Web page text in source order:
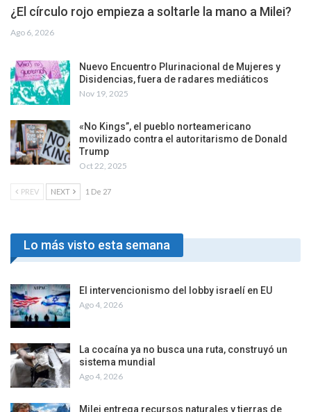
¿El círculo rojo empieza a soltarle la mano a Milei?
Ago 6, 2026
Nuevo Encuentro Plurinacional de Mujeres y
Disidencias, fuera de radares mediáticos
Nov 19, 2025
«No Kings”, el pueblo norteamericano
movilizado contra el autoritarismo de Donald
Trump
Oct 22, 2025
PREV NEXT 1 De 27
Lo más visto esta semana
El intervencionismo del lobby israelí en EU
Ago 4, 2026
La cocaína ya no busca una ruta, construyó un
sistema mundial
Ago 4, 2026
Milei entrega recursos naturales y tierras de